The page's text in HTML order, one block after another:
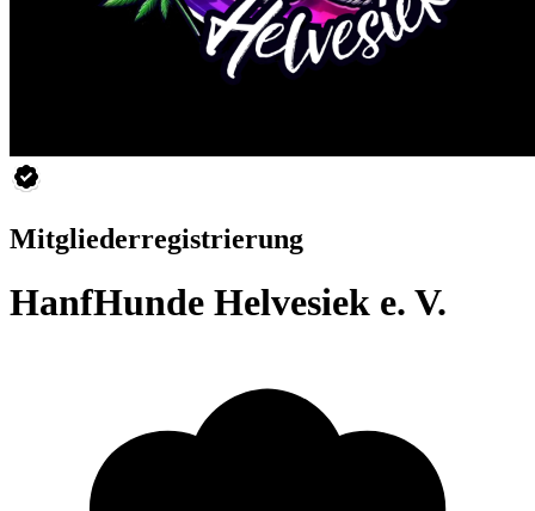
Mitgliederregistrierung
HanfHunde Helvesiek e. V.